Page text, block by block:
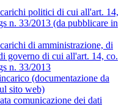
politici di cui all'art. 14,
n. 33/2013 (da pubblicare in
di amministrazione, di
governo di cui all'art. 14, co.
n. 33/2013
(documentazione da
sito web)
comunicazione dei dati